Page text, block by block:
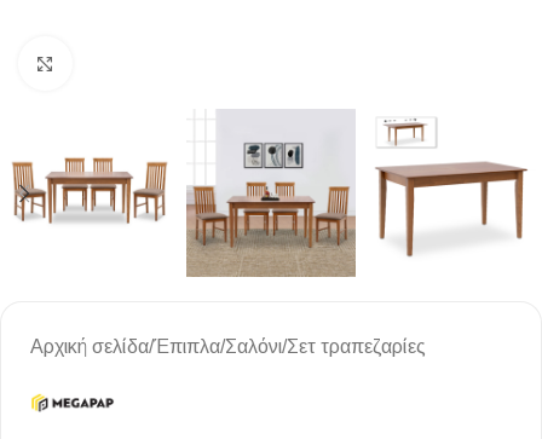
Αρχική σελίδα/Έπιπλα/Σαλόνι/Σετ τραπεζαρίες